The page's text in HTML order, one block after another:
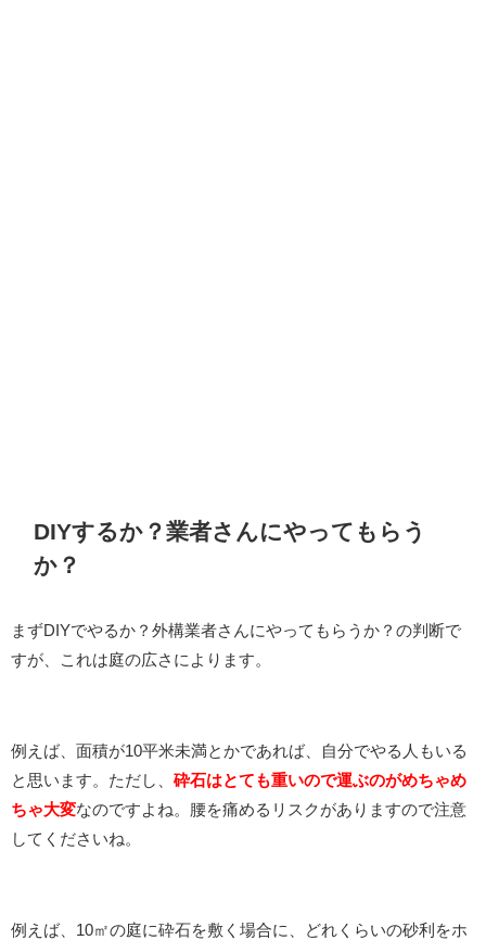
DIYするか？業者さんにやってもらう
か？
まずDIYでやるか？外構業者さんにやってもらうか？の判断で
すが、これは庭の広さによります。
例えば、面積が10平米未満とかであれば、自分でやる人もいる
と思います。ただし、 砕石はとても重いので運ぶのがめちゃめ
ちゃ大変なのですよね。腰を痛めるリスクがありますので注意
してくださいね。
例えば、10㎡の庭に砕石を敷く場合に、どれくらいの砂利をホ